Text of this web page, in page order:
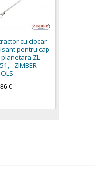
cu ciocan
pentru cap
ZL-
- ZIMBER-
€